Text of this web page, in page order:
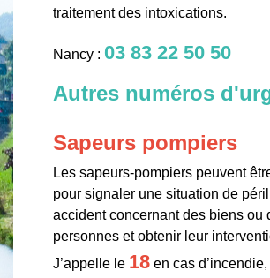
traitement des intoxications.
Nancy : 03 83 22 50 50
Autres numéros
Sapeurs pompiers
Les sapeurs-pompiers peuvent
pour signaler une situation de
accident concernant des biens ou
personnes et obtenir leur
J’appelle le 18 en cas